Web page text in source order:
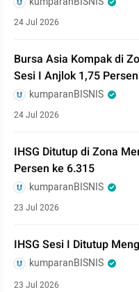
24 Jul 2026
Bursa Asia Kompak di
Sesi I Anjlok 1,75 Persen
kumparanBISNIS
24 Jul 2026
IHSG Ditutup di Zona
Persen ke 6.315
kumparanBISNIS
23 Jul 2026
IHSG Sesi I Ditutup
kumparanBISNIS
23 Jul 2026